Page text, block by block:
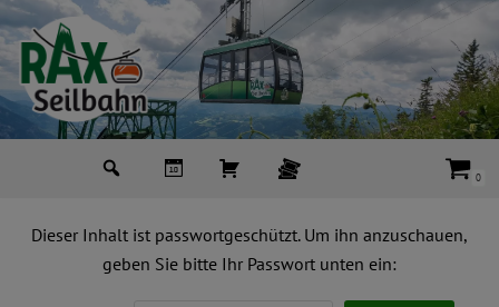
Zum
Inhalt
springen
0
Dieser Inhalt ist passwortgeschützt. Um ihn anzuschauen,
geben Sie bitte Ihr Passwort unten ein: